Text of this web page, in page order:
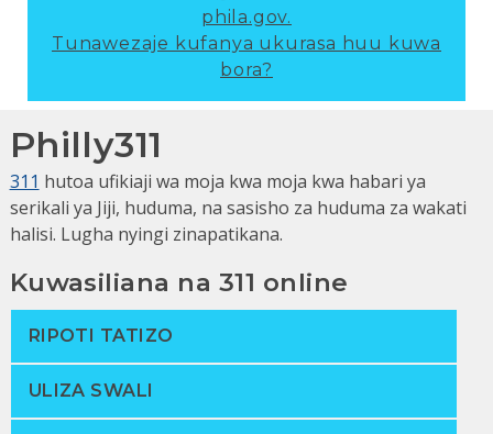
phila.gov.
Tunawezaje kufanya ukurasa huu kuwa
bora?
Philly311
311 hutoa ufikiaji wa moja kwa moja kwa habari ya
serikali ya Jiji, huduma, na sasisho za huduma za wakati
halisi. Lugha nyingi zinapatikana.
Kuwasiliana na 311 online
RIPOTI TATIZO
ULIZA SWALI